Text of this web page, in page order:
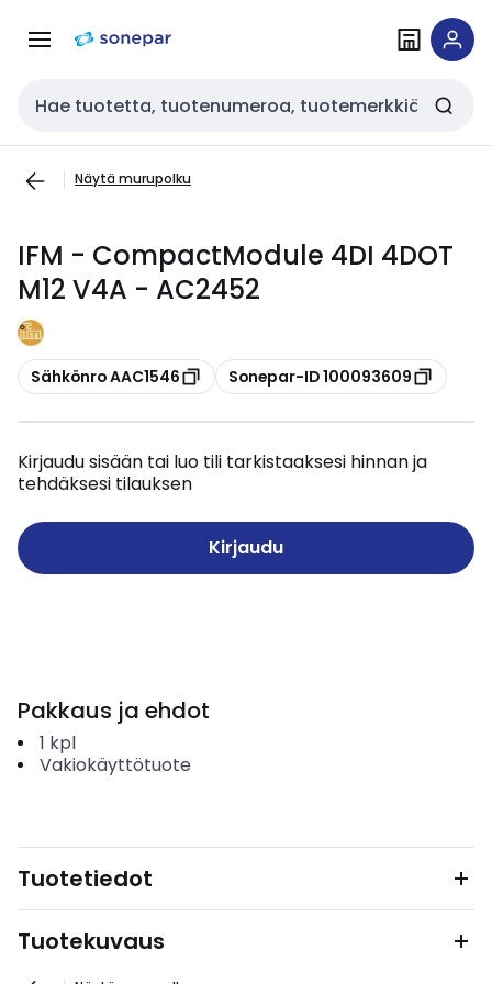
navigointiinsisältöön
Haku
Näytä murupolku
IFM - CompactModule 4DI 4DOT
M12 V4A - AC2452
Kopioi
Sähkönro AAC1546 Kopioi
Sonepar-ID 100093609
Kirjaudu sisään tai luo tili tarkistaaksesi hinnan ja
tehdäksesi tilauksen
Kirjaudu
Pakkaus ja ehdot
1 kpl
Vakiokäyttötuote
Tuotetiedot
Tuotekuvaus